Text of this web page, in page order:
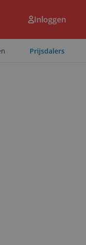
Inloggen
Prijsdalers